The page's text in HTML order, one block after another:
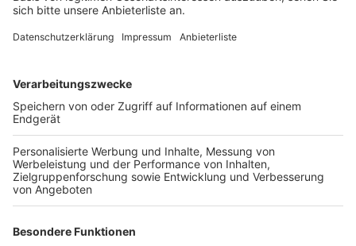
Man habe sich so gefreut, dass der Lauf nach zwei
hatte nach eigenen Angaben schon viel Engagement in
die Bewerbung und Organisation gesteckt – und ärgert
sich nicht nur deswegen über die Absage. Der Verein
befürchtet auch einen Imageschaden. Denn man
werde mit dem Lauf in Verbindung gebracht, obwohl
man auf die Entscheidung des Veranstalters keinen
Einfluss habe. Um Schüler und Kita-Kinder nicht zu
enttäuschen, soll ein kleiner Teil am 19. Juni aber